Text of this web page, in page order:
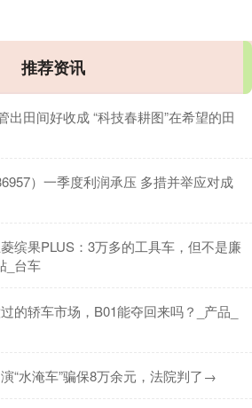
推荐资讯
出田间好收成 “科技春耕图”在希望的田
）一季度利润承压 多措并举应对成
缤果PLUS：3万多的工具车，但不是廉
_台车
的轿车市场，B01能夺回来吗？_产品_
“水淹车”骗保8万余元，法院判了→